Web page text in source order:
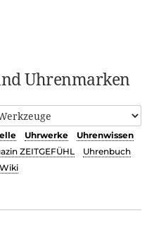
Uhrenmarken
Uhrwerke
Uhrenwissen
ZEITGEFÜHL
Uhrenbuch